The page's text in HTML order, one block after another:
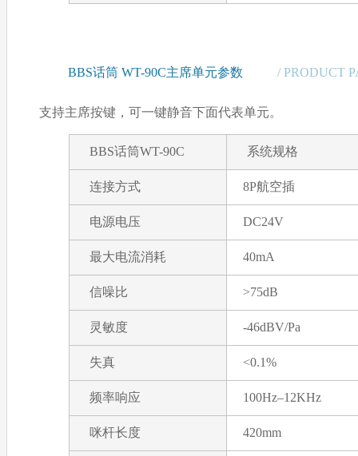
BBS话筒 WT-90C主席单元参数 / PRODUCT
支持主席按键，可一键静音下面代表单元。
BBS话筒WT-90C 系统规格
连接方式 8P航空插
电源电压 DC24V
最大电流消耗 40mA
信噪比 >75dB
灵敏度 -46dBV/Pa
失真 <0.1%
频率响应 100Hz–12KHz
咪杆长度 420mm